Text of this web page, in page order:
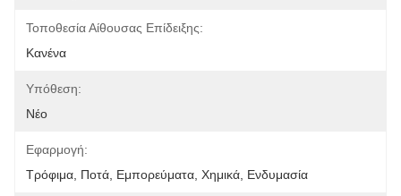
Τοποθεσία Αίθουσας Επίδειξης:
Κανένα
Υπόθεση:
Νέο
Εφαρμογή:
Τρόφιμα, Ποτά, Εμπορεύματα, Χημικά, Ενδυμασία